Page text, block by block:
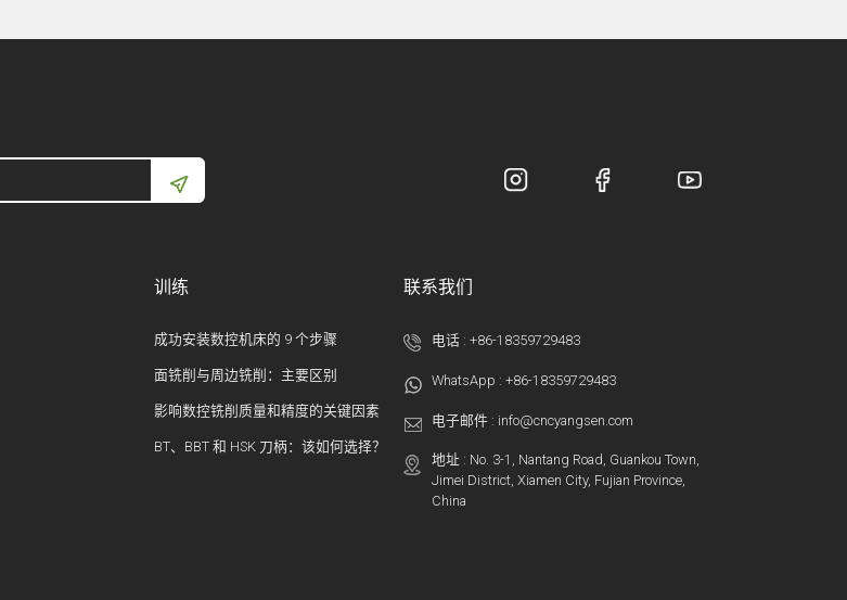
训练
成功安装数控机床的 9 个步骤
面铣削与周边铣削：主要区别
影响数控铣削质量和精度的关键因素
BT、BBT 和 HSK 刀柄：该如何选择？
联系我们
电话 :+86-18359729483
WhatsApp :+86-18359729483
电子邮件 : info@cncyangsen.com
地址 : No. 3-1, Nantang Road, Guankou Town,
Jimei District, Xiamen City, Fujian Province,
China